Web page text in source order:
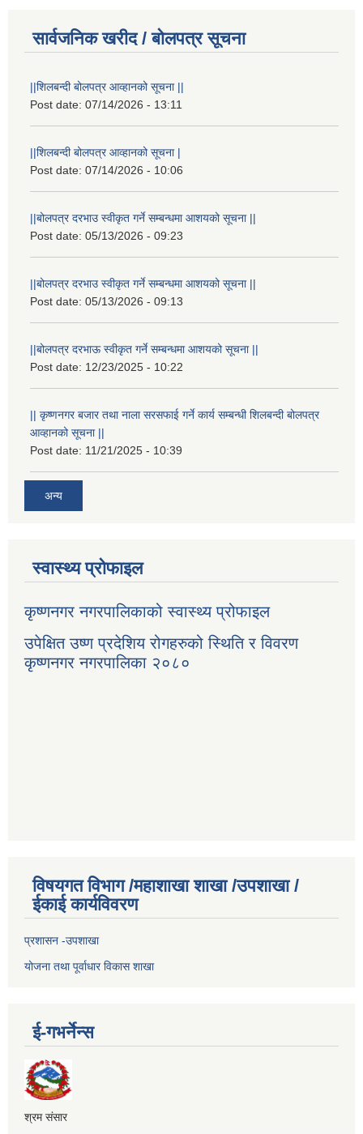
सार्वजनिक खरीद / बोलपत्र सूचना
||शिलबन्दी बोलपत्र आव्हानको सूचना ||
Post date: 07/14/2026 - 13:11
||शिलबन्दी बोलपत्र आव्हानको सूचना |
Post date: 07/14/2026 - 10:06
||बोलपत्र दरभाउ स्वीकृत गर्ने सम्बन्धमा आशयको सूचना ||
Post date: 05/13/2026 - 09:23
||बोलपत्र दरभाउ स्वीकृत गर्ने सम्बन्धमा आशयको सूचना ||
Post date: 05/13/2026 - 09:13
||बोलपत्र दरभाऊ स्वीकृत गर्ने सम्बन्धमा आशयको सूचना ||
Post date: 12/23/2025 - 10:22
|| कृष्णनगर बजार तथा नाला सरसफाई गर्ने कार्य सम्बन्धी शिलबन्दी बोलपत्र
आव्हानको सूचना ||
Post date: 11/21/2025 - 10:39
अन्य
स्वास्थ्य प्रोफाइल
कृष्णनगर नगरपालिकाको स्वास्थ्य प्रोफाइल
उपेक्षित उष्ण प्रदेशिय रोगहरुको स्थिति र विवरण
कृष्णनगर नगरपालिका २०८०
विषयगत विभाग /महाशाखा शाखा /उपशाखा /
ईकाई कार्यविवरण
प्रशासन -उपशाखा
योजना तथा पूर्वाधार विकास शाखा
ई-गभर्नेन्स
श्रम संसार